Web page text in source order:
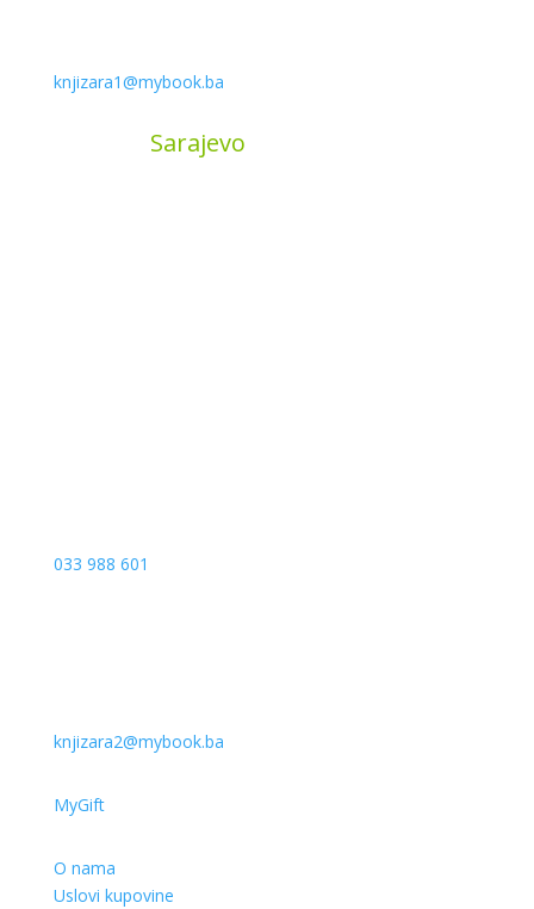
knjizara1@mybook.ba
Sarajevo
033 988 601
knjizara2@mybook.ba
MyGift
O nama
Uslovi kupovine